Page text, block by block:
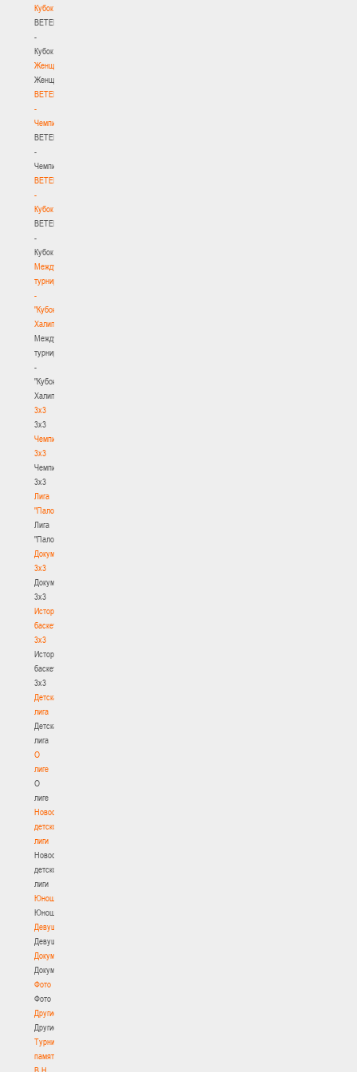
Кубок
BETERA
-
Кубок
Женщины
Женщины
BETERA
-
Чемпионат
BETERA
-
Чемпионат
BETERA
-
Кубок
BETERA
-
Кубок
Международный
турнир
-
"Кубок
Халипского"
Международный
турнир
-
"Кубок
Халипского"
3x3
3x3
Чемпионат
3х3
Чемпионат
3х3
Лига
"Палова"
Лига
"Палова"
Документы
3х3
Документы
3х3
История
баскетбола
3х3
История
баскетбола
3х3
Детская
лига
Детская
лига
О
лиге
О
лиге
Новости
детской
лиги
Новости
детской
лиги
Юноши
Юноши
Девушки
Девушки
Документы
Документы
Фото
Фото
Другие
Другие
Турнир
памяти
В.Н.